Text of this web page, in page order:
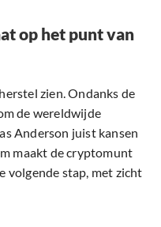
op het punt van
zien. Ondanks de
de wereldwijde
Anderson juist kansen
maakt de cryptomunt
volgende stap, met zicht